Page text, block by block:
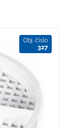
Obj. číslo
327